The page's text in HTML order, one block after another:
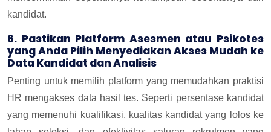
kandidat.
6. Pastikan Platform Asesmen atau Psikotes
yang Anda Pilih Menyediakan Akses Mudah ke
Data Kandidat dan Analisis
Penting untuk memilih platform yang memudahkan praktisi
HR mengakses data hasil tes. Seperti persentase kandidat
yang memenuhi kualifikasi, kualitas kandidat yang lolos ke